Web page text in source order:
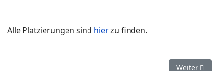
Alle Platzierungen sind hierzu finden.
Nächster
Weiter